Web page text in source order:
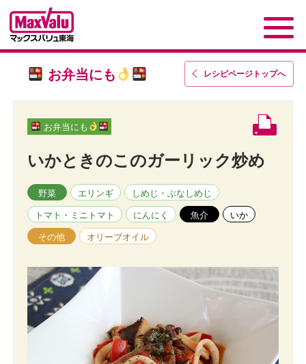
レシピページトップへ
お弁当にも
お弁当にも
いかときのこのガーリック炒め
野菜 エリンギ しめじ・ぶなしめじ
トマト・ミニトマト にんにく 魚介 いか
その他 オリーブオイル